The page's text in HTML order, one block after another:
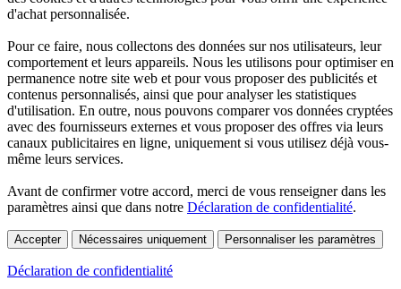
d'achat personnalisée.
Pour ce faire, nous collectons des données sur nos utilisateurs, leur
comportement et leurs appareils. Nous les utilisons pour optimiser en
permanence notre site web et pour vous proposer des publicités et
contenus personnalisés, ainsi que pour analyser les statistiques
d'utilisation. En outre, nous pouvons comparer vos données cryptées
avec des fournisseurs externes et vous proposer des offres via leurs
canaux publicitaires en ligne, uniquement si vous utilisez déjà vous-
même leurs services.
Avant de confirmer votre accord, merci de vous renseigner dans les
paramètres ainsi que dans notre Déclaration de confidentialité.
Accepter Nécessaires uniquement Personnaliser les paramètres
Déclaration de confidentialité